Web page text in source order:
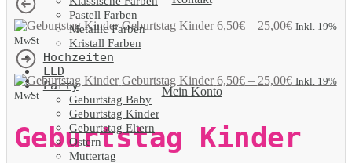
Mein Konto
Pastell Farben
Metallic Farben
Kristall Farben
Hochzeiten
LED
Party
Geburtstag Baby
Geburtstag Kinder
Geburtstag Eltern
Ostern
Muttertag
Geburtstag Kinder 6,50€– 25,00€ Inkl. 19%
MwSt
Geburtstag Kinder 6,50€– 25,00€ Inkl. 19%
MwSt
Geburtstag Kinder